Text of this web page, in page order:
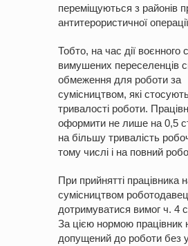
переміщуються з районів
антитерористичної
Тобто, на час дії воєнного
вимушених переселенців
обмеження для роботи за
сумісництвом, які
тривалості роботи.
оформити не лише на 0,5
на більшу тривалість
тому числі і на повний
При прийнятті працівника
сумісництвом
дотримуватися вимог ч. 4
За цією нормою працівник
допущений до роботи без